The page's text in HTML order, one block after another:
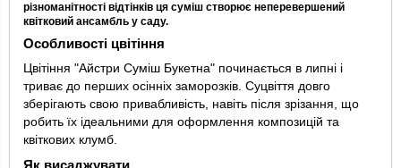
різноманітності відтінків ця суміш створює неперевершений
квітковий ансамбль у саду.
Особливості цвітіння
Цвітіння "Айстри Суміш Букетна" починається в липні і
триває до перших осінніх заморозків. Суцвіття довго
зберігають свою привабливість, навіть після зрізання, що
робить їх ідеальними для оформлення композицій та
квіткових клумб.